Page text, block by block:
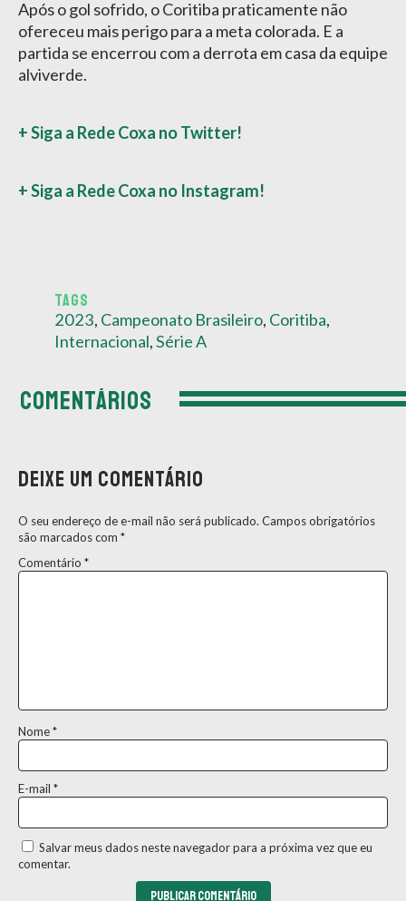
Após o gol sofrido, o Coritiba praticamente não
ofereceu mais perigo para a meta colorada. E a
partida se encerrou com a derrota em casa da equipe
alviverde.
+ Siga a Rede Coxa no Twitter!
+ Siga a Rede Coxa no Instagram!
TAGS
2023, Campeonato Brasileiro, Coritiba,
Internacional,Série A
COMENTÁRIOS
Deixe um comentário
O seu endereço de e-mail não será publicado. Campos obrigatórios
são marcados com *
Comentário *
Nome*
E-mail *
Salvar meus dados neste navegador para a próxima vez que eu
comentar.